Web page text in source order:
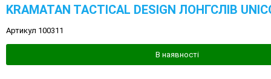
KRAMATAN TACTICAL DESIGN ЛОНГСЛІВ
Артикул 100311
В наявності